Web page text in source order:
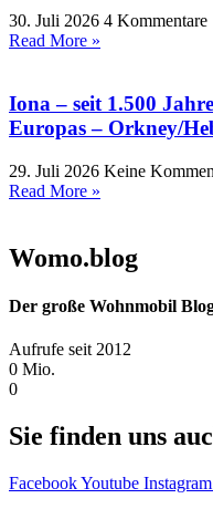
30. Juli 2026 4 Kommentare
Read More »
Iona – seit 1.500
Europas – Orkney/
29. Juli 2026 Keine
Read More »
Womo.blog
Der große Wohnmobil
Aufrufe seit 2012
0 Mio.
0
Sie finden uns
FacebookYoutube Instagram